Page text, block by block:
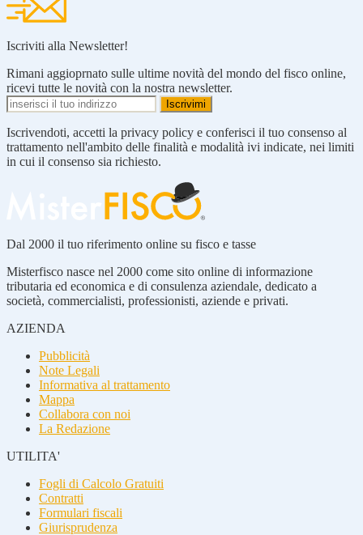
Iscriviti alla Newsletter!
Rimani aggioprnato sulle ultime novità del mondo del fisco online,
ricevi tutte le novità con la nostra newsletter.
Iscrivendoti, accetti la privacy policy e conferisci il tuo consenso al
trattamento nell'ambito delle finalità e modalità ivi indicate, nei limiti
in cui il consenso sia richiesto.
Dal 2000 il tuo riferimento online su fisco e tasse
Misterfisco nasce nel 2000 come sito online di informazione
tributaria ed economica e di consulenza aziendale, dedicato a
società, commercialisti, professionisti, aziende e privati.
AZIENDA
Pubblicità
Note Legali
Informativa al trattamento
Mappa
Collabora con noi
La Redazione
UTILITA'
Fogli di Calcolo Gratuiti
Contratti
Formulari fiscali
Giurisprudenza